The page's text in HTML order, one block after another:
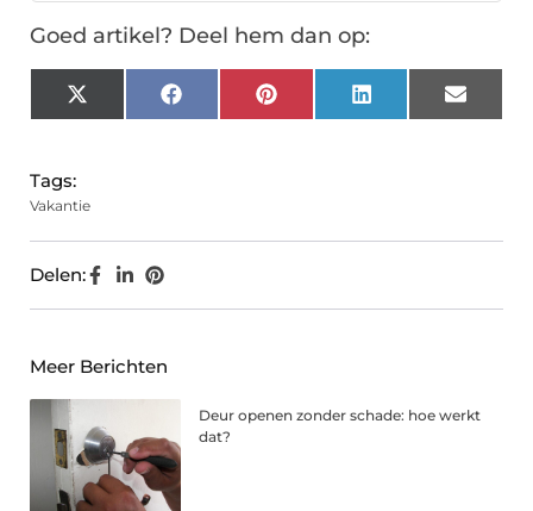
Goed artikel? Deel hem dan op:
X
(Twitter)
FacebookPinterest LinkedIn Email
Tags:
Vakantie
Delen:
Meer Berichten
Deur openen zonder schade: hoe werkt
dat?